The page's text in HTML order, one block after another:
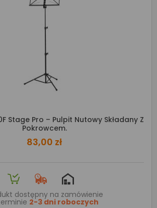
Stage Pro – Pulpit Nutowy Składany Z
Pokrowcem.
83,00 zł
dostępny na zamówienie
2-3 dni roboczych